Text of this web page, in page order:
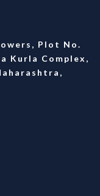
Plot No.
Kurla Complex,